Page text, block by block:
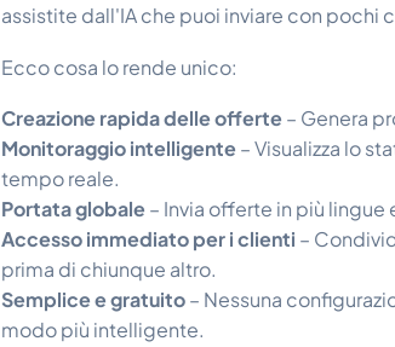
assistite dall'IA che puoi inviare con pochi
Ecco cosa lo rende unico:
Creazione rapida delle offerte – Genera
Monitoraggio intelligente – Visualizza lo
tempo reale.
Portata globale – Invia offerte in più lingue
Accesso immediato per i clienti –
prima di chiunque altro.
Semplice e gratuito– Nessuna
modo più intelligente.